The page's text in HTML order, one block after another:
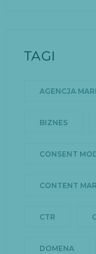
TAGI
AGENCJA
BIZNES
CONSENT
CONTENT
CTR
DOMENA